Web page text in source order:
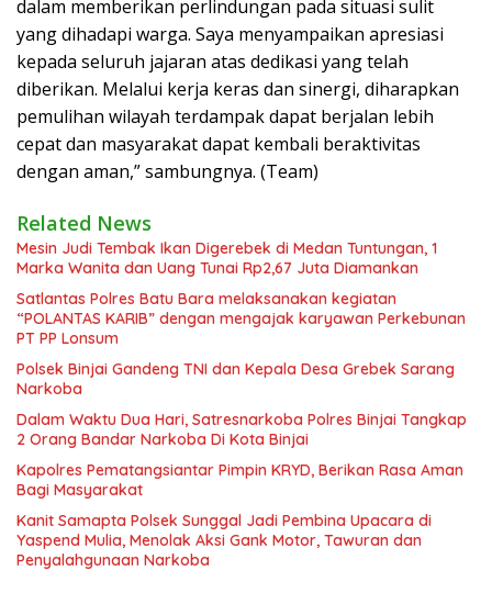
dalam memberikan perlindungan pada situasi sulit
yang dihadapi warga. Saya menyampaikan apresiasi
kepada seluruh jajaran atas dedikasi yang telah
diberikan. Melalui kerja keras dan sinergi, diharapkan
pemulihan wilayah terdampak dapat berjalan lebih
cepat dan masyarakat dapat kembali beraktivitas
dengan aman,” sambungnya. (Team)
Related News
Mesin Judi Tembak Ikan Digerebek di Medan Tuntungan, 1
Marka Wanita dan Uang Tunai Rp2,67 Juta Diamankan
Satlantas Polres Batu Bara melaksanakan kegiatan
“POLANTAS KARIB” dengan mengajak karyawan Perkebunan
PT PP Lonsum
Polsek Binjai Gandeng TNI dan Kepala Desa Grebek Sarang
Narkoba
Dalam Waktu Dua Hari, Satresnarkoba Polres Binjai Tangkap
2 Orang Bandar Narkoba Di Kota Binjai
Kapolres Pematangsiantar Pimpin KRYD, Berikan Rasa Aman
Bagi Masyarakat
Kanit Samapta Polsek Sunggal Jadi Pembina Upacara di
Yaspend Mulia, Menolak Aksi Gank Motor, Tawuran dan
Penyalahgunaan Narkoba